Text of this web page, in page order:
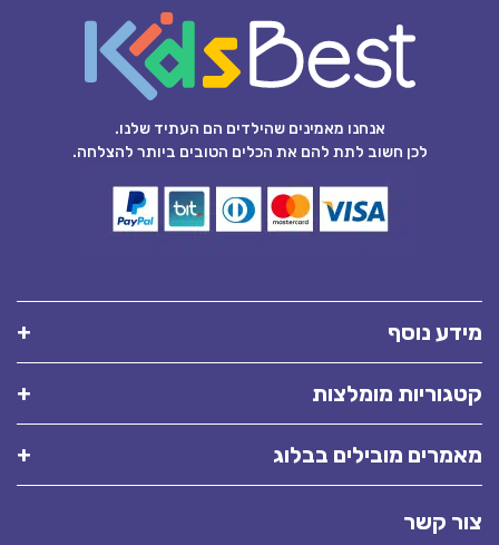
אנחנו מאמינים שהילדים הם העתיד שלנו.
לכן חשוב לתת להם את הכלים הטובים ביותר להצלחה.
מידע נוסף
קטגוריות מומלצות
מאמרים מובילים בבלוג
צור קשר